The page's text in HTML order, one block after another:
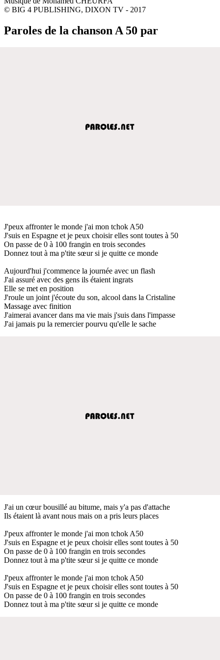
© BIG 4 PUBLISHING, DIXON TV - 2017
Paroles de la chanson A 50 par
J'peux affronter le monde j'ai mon tchok A50
J'suis en Espagne et je peux choisir elles sont toutes à 50
On passe de 0 à 100 frangin en trois secondes
Donnez tout à ma p'tite sœur si je quitte ce monde
Aujourd'hui j'commence la journée avec un flash
J'ai assuré avec des gens ils étaient ingrats
Elle se met en position
J'roule un joint j'écoute du son, alcool dans la Cristaline
Massage avec finition
J'aimerai avancer dans ma vie mais j'suis dans l'impasse
J'ai jamais pu la remercier pourvu qu'elle le sache
J'ai un cœur bousillé au bitume, mais y'a pas d'attache
Ils étaient là avant nous mais on a pris leurs places
J'peux affronter le monde j'ai mon tchok A50
J'suis en Espagne et je peux choisir elles sont toutes à 50
On passe de 0 à 100 frangin en trois secondes
Donnez tout à ma p'tite sœur si je quitte ce monde
J'peux affronter le monde j'ai mon tchok A50
J'suis en Espagne et je peux choisir elles sont toutes à 50
On passe de 0 à 100 frangin en trois secondes
Donnez tout à ma p'tite sœur si je quitte ce monde